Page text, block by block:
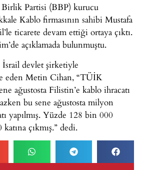
Partisi (BBP) kurucu
Kablo firmasının sahibi Mustafa
ticarete devam ettiği ortaya çıktı.
açıklamada bulunmuştu.
devlet şirketiyle
eden Metin Cihan, “TÜİK
ağustosta Filistin’e kablo ihracatı
bu sene ağustosta milyon
yapılmış. Yüzde 128 bin 000
çıkmış.” dedi.